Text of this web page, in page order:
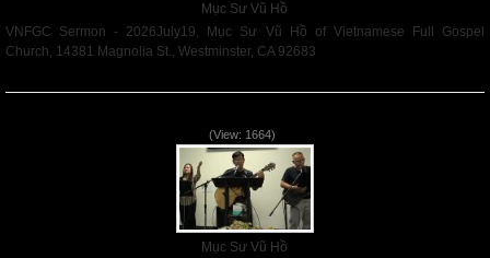
Mục Sư Vũ Hồ
VNFGC Sermon - 2026July19, Mục Sư Vũ Hồ of Vietnamese Full Gospel
Church, 14381 Magnolia St., Westminster, CA 92683
(View: 1664)
Mục Sư Vũ Hồ